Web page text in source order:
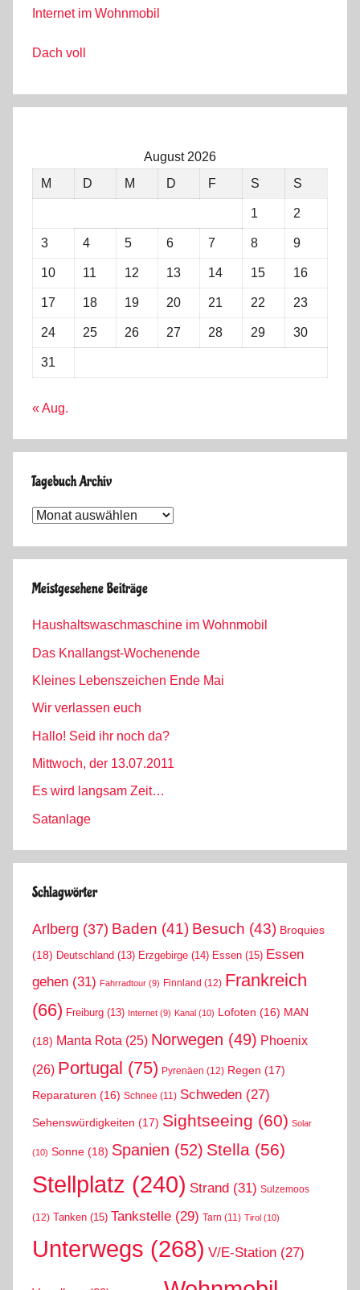
Internet im Wohnmobil
Dach voll
August 2026
M
D M D F S S
1 2
3 4 5 6 7 8 9
10 11 12 13 14 15 16
17 18 19 20 21 22 23
24 25 26 27 28 29 30
31
« Aug.
Tagebuch Archiv
Tagebuch
Meistgesehene Beiträge
Haushaltswaschmaschine im Wohnmobil
Das Knallangst-Wochenende
Kleines Lebenszeichen Ende Mai
Wir verlassen euch
Hallo! Seid ihr noch da?
Mittwoch, der 13.07.2011
Es wird langsam Zeit…
Satanlage
Schlagwörter
Arlberg (37) Baden (41) Besuch (43) Broquies
(18) Deutschland (13) Erzgebirge (14) Essen (15) Essen
gehen (31) Fahrradtour (9) Finnland (12) Frankreich
(66) Freiburg (13) Internet (9) Kanal (10) Lofoten (16) MAN
(18) Manta Rota (25) Norwegen (49) Phoenix
(26) Portugal (75) Pyrenäen (12) Regen (17)
Reparaturen (16) Schnee (11) Schweden (27)
Sehenswürdigkeiten (17) Sightseeing (60) Solar
(10) Sonne (18) Spanien (52) Stella (56)
Stellplatz (240) Strand (31) Sulzemoos
(12) Tanken (15) Tankstelle (29) Tarn (11) Tirol (10)
Unterwegs (268) V/E-Station (27)